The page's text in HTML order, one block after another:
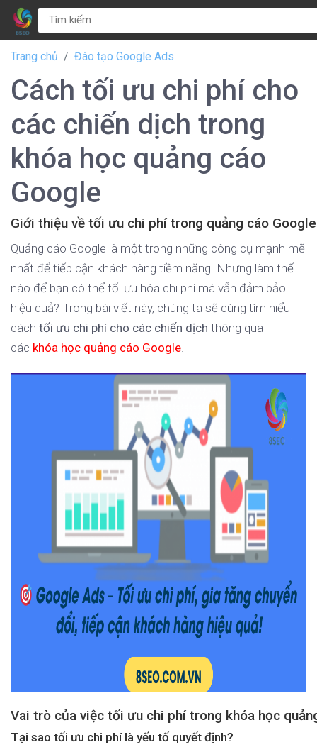
Trang chủ Đào tạo Google Ads
Cách tối ưu chi phí cho
các chiến dịch trong
khóa học quảng cáo
Google
Giới thiệu về tối ưu chi phí trong quảng cáo Google
Quảng cáo Google là một trong những công cụ mạnh mẽ
nhất để tiếp cận khách hàng tiềm năng. Nhưng làm thế
nào để bạn có thể tối ưu hóa chi phí mà vẫn đảm bảo
hiệu quả? Trong bài viết này, chúng ta sẽ cùng tìm hiểu
cách tối ưu chi phí cho các chiến dịch thông qua
các khóa học quảng cáo Google
Vai trò của việc tối ưu chi phí trong khóa học
Tại sao tối ưu chi phí là yếu tố quyết định?